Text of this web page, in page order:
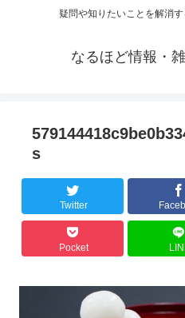
疑問や知りたいことを解消
なるほど情報・
s
Twitter
Pocket